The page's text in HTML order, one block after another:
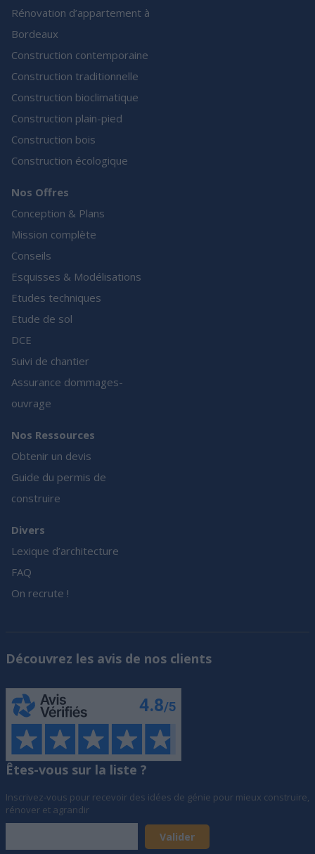
Rénovation d’appartement à
Bordeaux
Construction contemporaine
Construction traditionnelle
Construction bioclimatique
Construction plain-pied
Construction bois
Construction écologique
Nos Offres
Conception & Plans
Mission complète
Conseils
Esquisses & Modélisations
Etudes techniques
Etude de sol
DCE
Suivi de chantier
Assurance dommages-
ouvrage
Nos Ressources
Obtenir un devis
Guide du permis de
construire
Divers
Lexique d’architecture
FAQ
On recrute !
Découvrez les avis de nos clients
Êtes-vous sur la liste ?
Inscrivez-vous pour recevoir des idées de génie pour mieux construire,
rénover et agrandir